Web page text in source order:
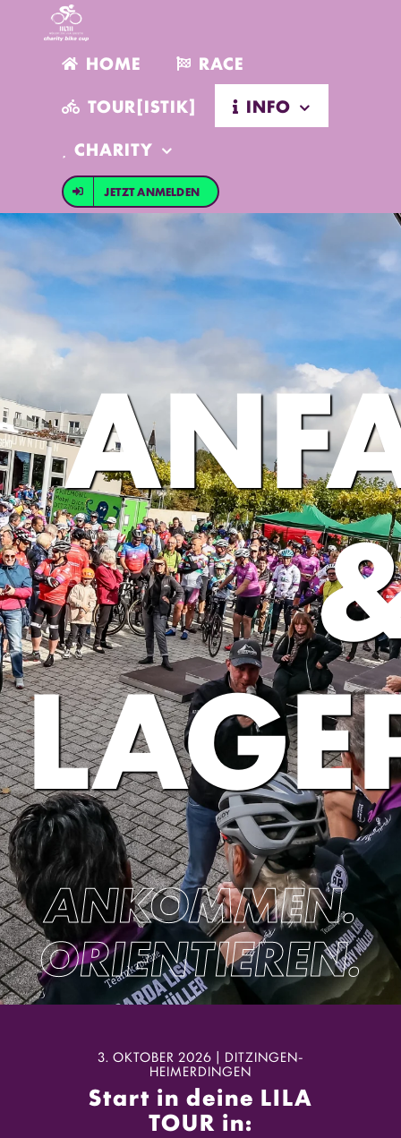
HOME
RACE
TOUR[ISTIK]
INFO
CHARITY
JETZT ANMELDEN
ANKOMMEN.
ORIENTIEREN.
3. OKTOBER 2026 | DITZINGEN-
HEIMERDINGEN
Start in deine LILA
TOUR in: